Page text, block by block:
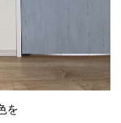
を